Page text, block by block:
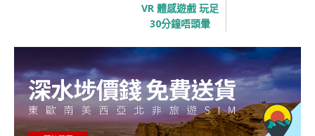
VR 體感遊戲 玩足
30分鐘唔頭暈